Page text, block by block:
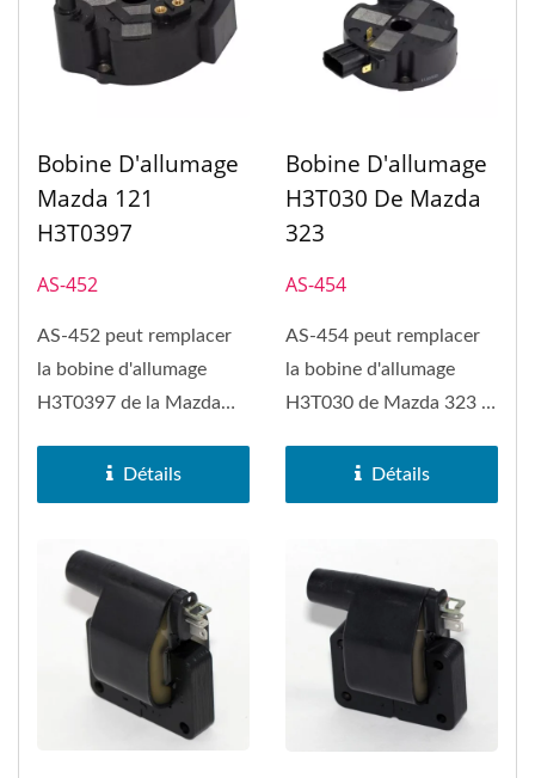
Bobine D'allumage
Mazda 121
H3T0397
AS-452
AS-452 peut remplacer
la bobine d'allumage
H3T0397 de la Mazda
Détails
Bobine D'allumage
H3T030 De Mazda
323
AS-454
AS-454 peut remplacer
la bobine d'allumage
H3T030 de Mazda 323 et
Détails